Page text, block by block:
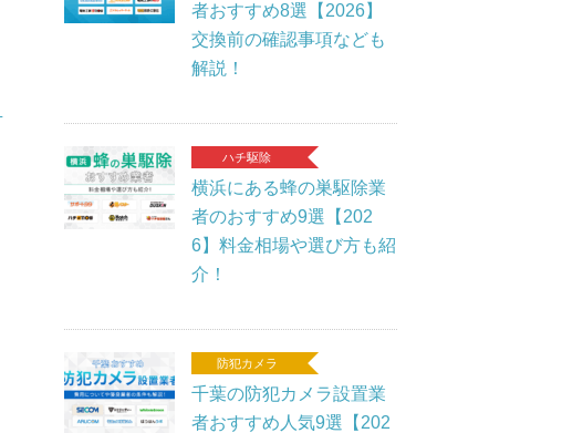
者おすすめ8選【2026】
交換前の確認事項なども
解説！
ハチ駆除
横浜にある蜂の巣駆除業
者のおすすめ9選【202
6】料金相場や選び方も紹
介！
防犯カメラ
千葉の防犯カメラ設置業
者おすすめ人気9選【202